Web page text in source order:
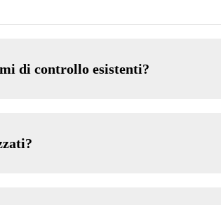
di controllo esistenti?